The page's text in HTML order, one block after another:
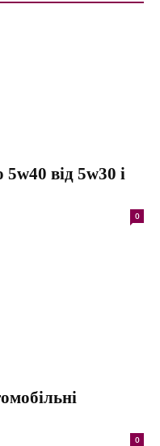
від 5w30 і
0
0